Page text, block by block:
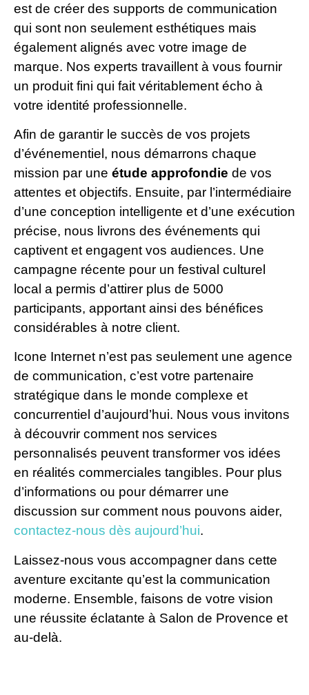
est de créer des supports de communication
qui sont non seulement esthétiques mais
également alignés avec votre image de
marque. Nos experts travaillent à vous fournir
un produit fini qui fait véritablement écho à
votre identité professionnelle.
Afin de garantir le succès de vos projets
d’événementiel, nous démarrons chaque
mission par une étude approfondie de vos
attentes et objectifs. Ensuite, par l’intermédiaire
d’une conception intelligente et d’une exécution
précise, nous livrons des événements qui
captivent et engagent vos audiences. Une
campagne récente pour un festival culturel
local a permis d’attirer plus de 5000
participants, apportant ainsi des bénéfices
considérables à notre client.
Icone Internet n’est pas seulement une agence
de communication, c’est votre partenaire
stratégique dans le monde complexe et
concurrentiel d’aujourd’hui. Nous vous invitons
à découvrir comment nos services
personnalisés peuvent transformer vos idées
en réalités commerciales tangibles. Pour plus
d’informations ou pour démarrer une
discussion sur comment nous pouvons aider,
contactez-nous dès aujourd’hui.
Laissez-nous vous accompagner dans cette
aventure excitante qu’est la communication
moderne. Ensemble, faisons de votre vision
une réussite éclatante à Salon de Provence et
au-delà.